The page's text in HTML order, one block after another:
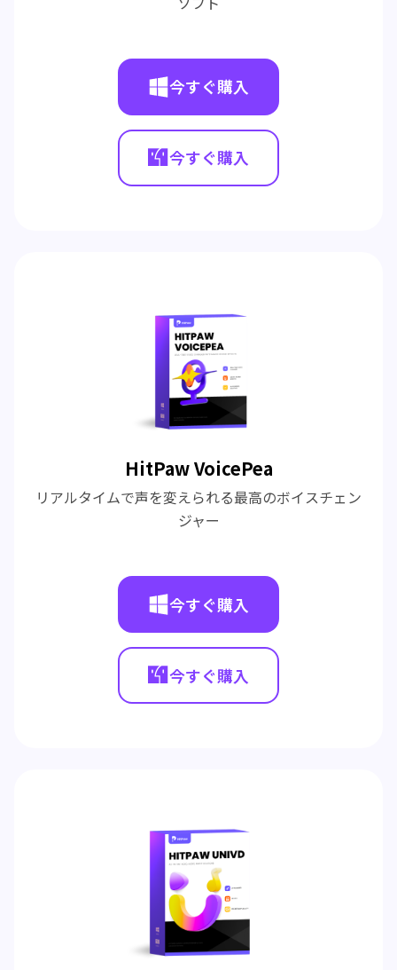
今すぐ購入
今すぐ購入
HitPaw VoicePea
リアルタイムで声を変えられる最高のボイスチェン
ジャー
今すぐ購入
今すぐ購入